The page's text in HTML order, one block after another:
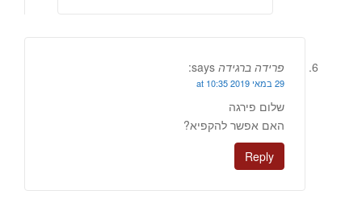
פרידה ברגידה says:
29 במאי 2019 at 10:35
שלום פירגה
האם אפשר להקפיא?
Reply